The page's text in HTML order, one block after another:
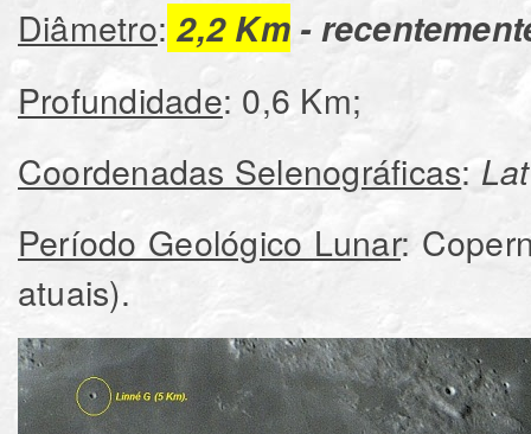
Diâmetro: 2,2 Km-
Profundidade: 0,6 Km;
Coordenadas Selenográficas: Lat
Período Geológico Lunar:
atuais).